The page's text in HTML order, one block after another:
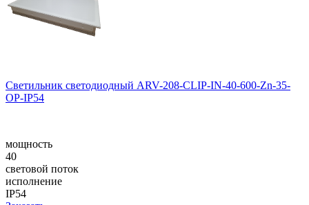
Светильник светодиодный ARV-208-CLIP-IN-40-600-Zn-35-
OP-IP54
мощность
40
световой поток
исполнение
IP54